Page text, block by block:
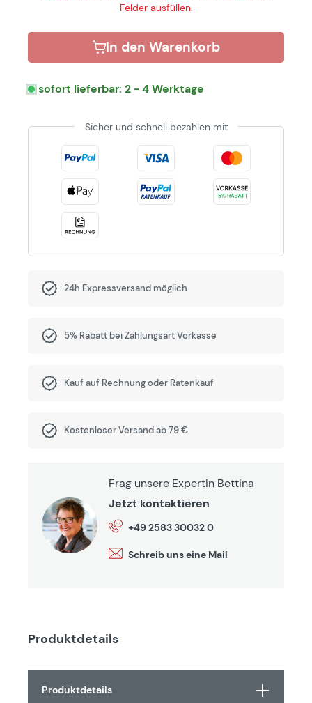
Felder ausfüllen.
In den Warenkorb
sofort lieferbar: 2 - 4 Werktage
Sicher und schnell bezahlen mit
24h Expressversand möglich
5% Rabatt bei Zahlungsart Vorkasse
Kauf auf Rechnung oder Ratenkauf
Kostenloser Versand ab 79 €
Frag unsere Expertin Bettina
Jetzt kontaktieren
+49 2583 30032 0
Schreib uns eine Mail
Produktdetails
Produktdetails